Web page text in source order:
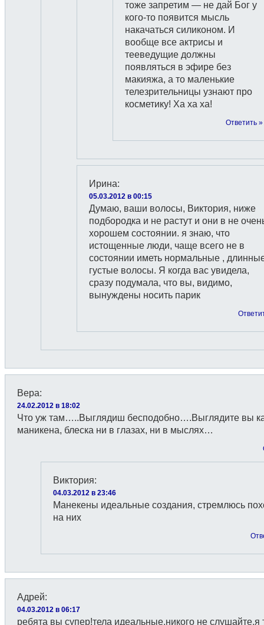
тоже запретим — не дай Бог у
кого-то появится мысль
накачаться силиконом. И
вообще все актрисы и
тееведущие должны
появляться в эфире без
макияжа, а то маленькие
телезрительницы узнают про
косметику! Ха ха ха!
Ответить »
Ирина:
05.03.2012 в 00:15
Думаю, ваши волосы, Виктория, ниже
подбородка и не растут и они в не
хорошем состоянии. я знаю, что
истощенные люди, чаще всего не в
состоянии иметь нормальные ,
густые волосы. Я когда вас увидела,
сразу подумала, что вы, видимо,
вынуждены носить парик
Вера:
24.02.2012 в 18:02
Что уж там…..Выглядиш бесподобно….Выглядите вы
маникена, блеска ни в глазах, ни в мыслях…
Виктория:
04.03.2012 в 23:46
Манекены идеальные создания, стремлюсь
на них
Адрей:
04.03.2012 в 06:17
ребята вы супер!тела идеальные.никого не слушайте.я